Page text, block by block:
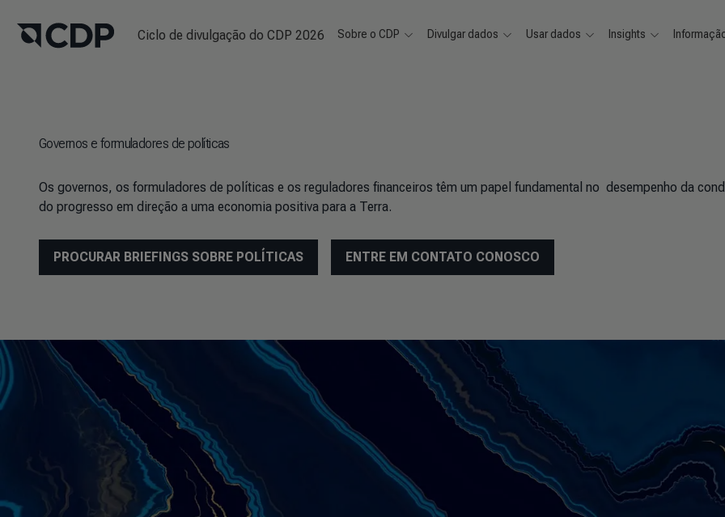
Ciclo de divulgação do CDP 2026 Sobre o CDP Divulgar dados Usar dados Insights
Governos e formuladores de políticas
Os governos, os formuladores de políticas e os reguladores financeiros têm um papel fundamental no desempenho da
do progresso em direção a uma economia positiva para a Terra.
PROCURAR BRIEFINGS SOBRE POLÍTICAS ENTRE EM CONTATO CONOSCO